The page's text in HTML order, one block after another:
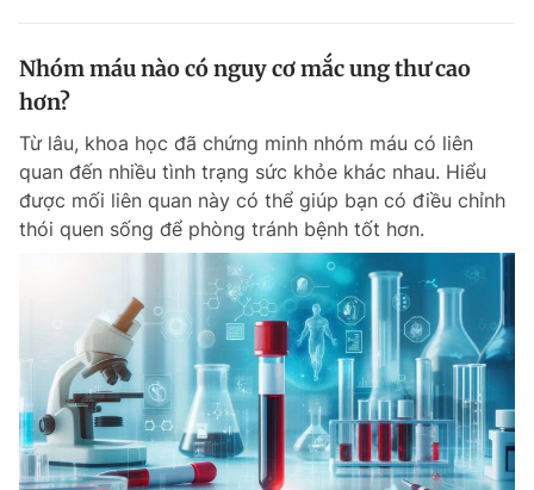
Nhóm máu nào có nguy cơ mắc ung thư cao
hơn?
Từ lâu, khoa học đã chứng minh nhóm máu có liên
quan đến nhiều tình trạng sức khỏe khác nhau. Hiểu
được mối liên quan này có thể giúp bạn có điều chỉnh
thói quen sống để phòng tránh bệnh tốt hơn.